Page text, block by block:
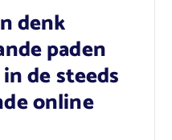
denk
paden
de steeds
online